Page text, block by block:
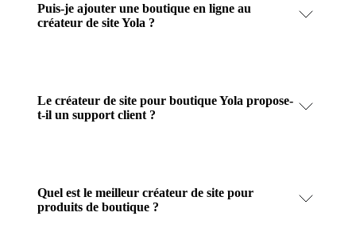
Puis-je ajouter une boutique en ligne au
créateur de site Yola ?
Le créateur de site pour boutique Yola propose-
t-il un support client ?
Quel est le meilleur créateur de site pour
produits de boutique ?